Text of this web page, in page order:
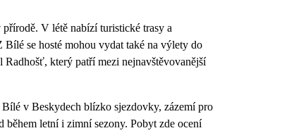
V létě nabízí turistické trasy a
se hosté mohou vydat také na výlety do
který patří mezi nejnavštěvovanější
v Beskydech blízko sjezdovky, zázemí pro
letní i zimní sezony. Pobyt zde ocení